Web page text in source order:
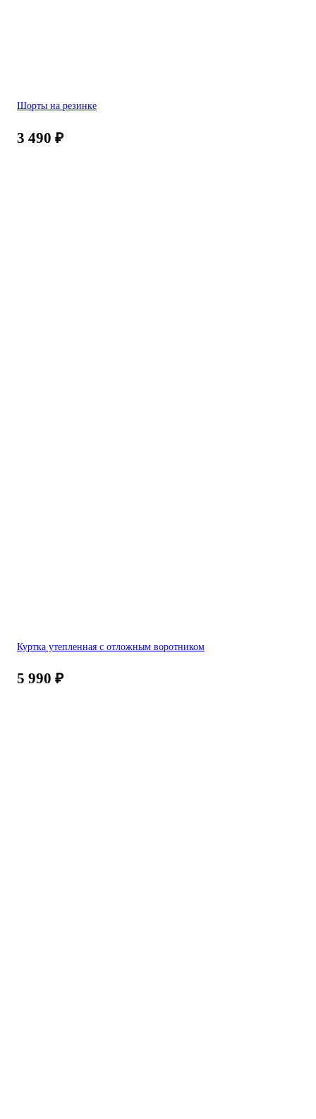
Шорты на резинке
3 490 ₽
Куртка утепленная с отложным воротником
5 990 ₽